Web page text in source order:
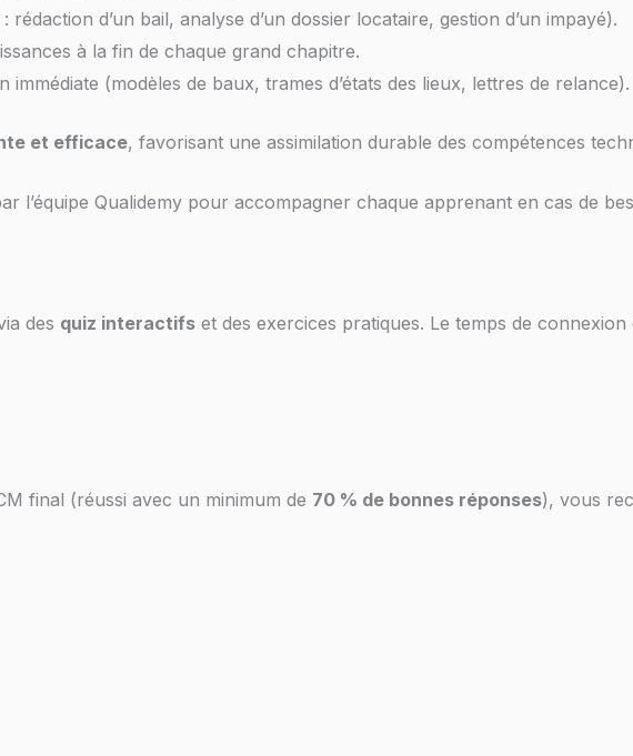
d’un bail, analyse d’un dossier locataire, gestion d’un impayé).
à la fin de chaque grand chapitre.
(modèles de baux, trames d’états des lieux, lettres de relance).
et efficace, favorisant une assimilation durable des compétences
l’équipe Qualidemy pour accompagner chaque apprenant en cas de
des quiz interactifs et des exercices pratiques. Le temps de
final (réussi avec un minimum de 70 % de bonnes réponses), vous